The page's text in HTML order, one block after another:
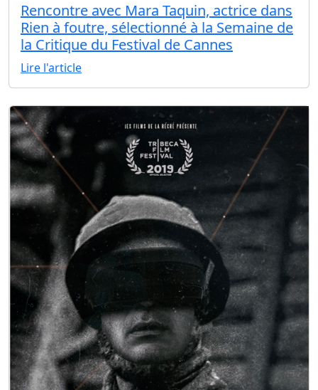
Rencontre avec Mara Taquin, actrice dans
Rien à foutre, sélectionné à la Semaine de
la Critique du Festival de Cannes
Lire l'article